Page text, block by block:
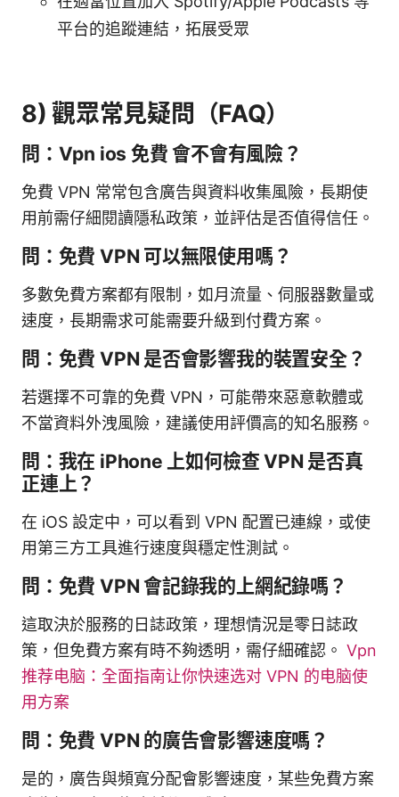
平台的追蹤連結，拓展受眾
8) 觀眾常見疑問（FAQ）
問：Vpn ios 免費 會不會有風險？
免費 VPN 常常包含廣告與資料收集風險，長期使
用前需仔細閱讀隱私政策，並評估是否值得信任。
問：免費 VPN 可以無限使用嗎？
多數免費方案都有限制，如月流量、伺服器數量或
速度，長期需求可能需要升級到付費方案。
問：免費 VPN 是否會影響我的裝置安全？
若選擇不可靠的免費 VPN，可能帶來惡意軟體或
不當資料外洩風險，建議使用評價高的知名服務。
問：我在 iPhone 上如何檢查 VPN 是否真
正連上？
在 iOS 設定中，可以看到 VPN 配置已連線，或使
用第三方工具進行速度與穩定性測試。
問：免費 VPN 會記錄我的上網紀錄嗎？
這取決於服務的日誌政策，理想情況是零日誌政
策，但免費方案有時不夠透明，需仔細確認。 Vpn
推荐电脑：全面指南让你快速选对 VPN 的电脑使
用方案
問：免費 VPN 的廣告會影響速度嗎？
是的，廣告與頻寬分配會影響速度，某些免費方案